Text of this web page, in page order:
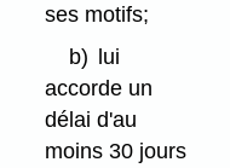
ses motifs;
b) lui
accorde un
délai d'au
moins 30 jours